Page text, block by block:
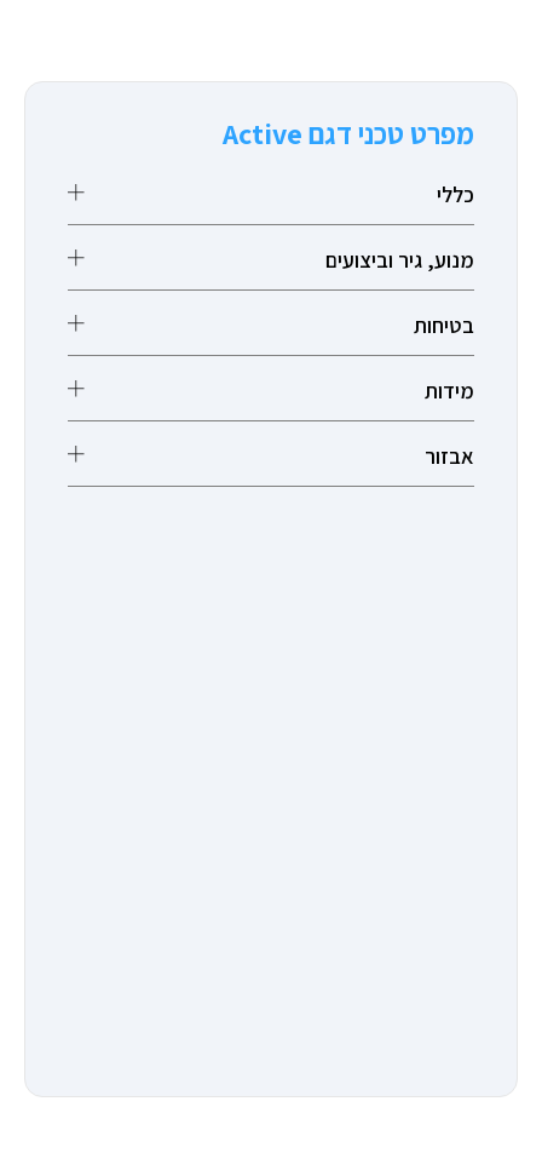
מפרט טכני דגם Active
כללי
מנוע, גיר וביצועים
בטיחות
מידות
אבזור